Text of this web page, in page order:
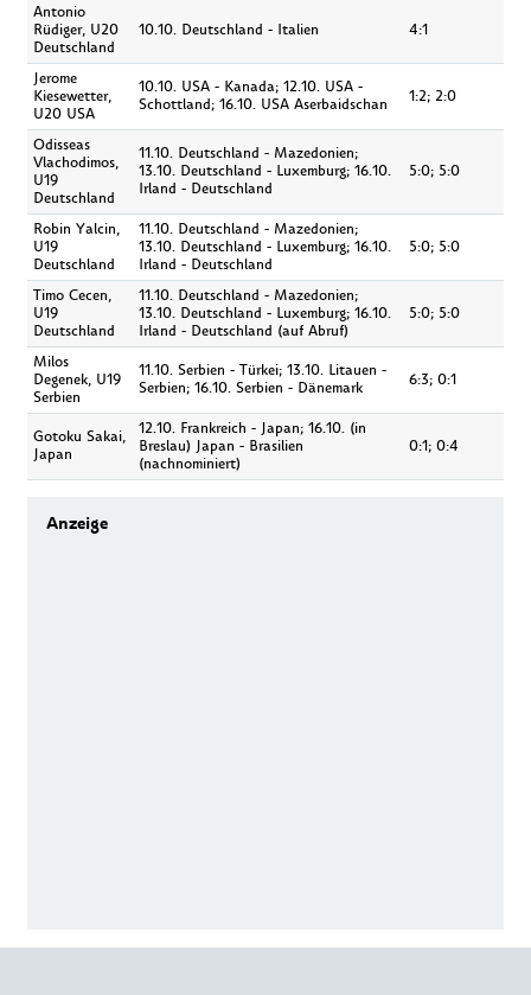
Antonio
Rüdiger, U20
Deutschland
10.10. Deutschland - Italien 4:1
Jerome
Kiesewetter,
U20 USA
10.10. USA - Kanada; 12.10. USA -
Schottland; 16.10. USA Aserbaidschan
1:2; 2:0
Odisseas
Vlachodimos,
U19
Deutschland
11.10. Deutschland - Mazedonien;
13.10. Deutschland - Luxemburg; 16.10.
Irland - Deutschland
5:0; 5:0
Robin Yalcin,
U19
Deutschland
11.10. Deutschland - Mazedonien;
13.10. Deutschland - Luxemburg; 16.10.
Irland - Deutschland
5:0; 5:0
Timo Cecen,
U19
Deutschland
11.10. Deutschland - Mazedonien;
13.10. Deutschland - Luxemburg; 16.10.
Irland - Deutschland (auf Abruf)
5:0; 5:0
Milos
Degenek, U19
Serbien
11.10. Serbien - Türkei; 13.10. Litauen -
Serbien; 16.10. Serbien - Dänemark
6:3; 0:1
Gotoku Sakai,
Japan
12.10. Frankreich - Japan; 16.10. (in
Breslau) Japan - Brasilien
(nachnominiert)
0:1; 0:4